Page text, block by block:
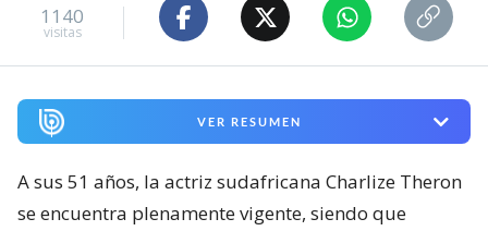
1140
visitas
VER RESUMEN
A sus 51 años, la actriz sudafricana Charlize Theron
se encuentra plenamente vigente, siendo que